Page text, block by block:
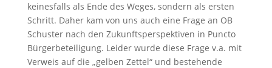
keinesfalls als Ende des Weges, sondern als ersten
Schritt. Daher kam von uns auch eine Frage an OB
Schuster nach den Zukunftsperspektiven in Puncto
Bürgerbeteiligung. Leider wurde diese Frage v.a. mit
Verweis auf die „gelben Zettel“ und bestehende